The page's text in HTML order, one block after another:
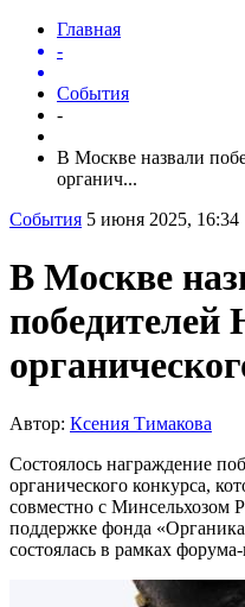
Главная
-
События
-
В Москве назвали
органич...
События 5 июня 2025, 16:34
В Москве
победителей
Автор: Ксения Тимакова
Состоялось награждение
органического конкурса,
совместно с Минсельхозом
поддержке фонда
состоялась в рамках